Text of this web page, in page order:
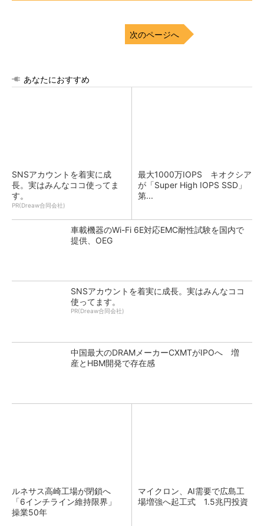
次のページへ
あなたにおすすめ
SNSアカウントを着実に成
長。実はみんなココ使ってま
す。
PR(Dreaw合同会社)
最大1000万IOPS キオクシア
が「Super High IOPS SSD」
第...
車載機器のWi-Fi 6E対応EMC耐性試験を国内で
提供、OEG
SNSアカウントを着実に成長。実はみんなココ
使ってます。
PR(Dreaw合同会社)
中国最大のDRAMメーカーCXMTがIPOへ 増
産とHBM開発で存在感
ルネサス高崎工場が閉鎖へ
「6インチライン維持限界」
操業50年
マイクロン、AI需要で広島工
場増強へ起工式 1.5兆円投資